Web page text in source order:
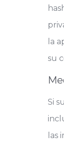
la
su
Si
las